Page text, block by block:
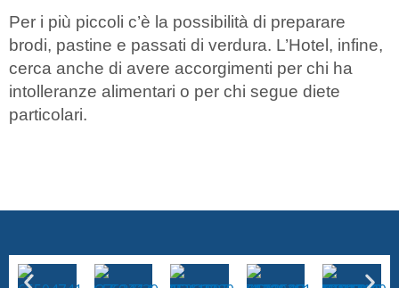
Per i più piccoli c’è la possibilità di preparare
brodi, pastine e passati di verdura. L’Hotel, infine,
cerca anche di avere accorgimenti per chi ha
intolleranze alimentari o per chi segue diete
particolari.